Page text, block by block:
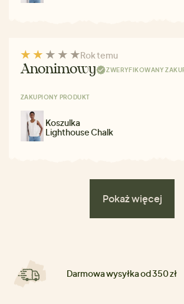
Rok temu
Anonimowy ZWERYFIKOWANY
ZAKUPIONY PRODUKT
Koszulka
Lighthouse Chalk
Pokaż więcej
Darmowa wysyłka od 350 zł